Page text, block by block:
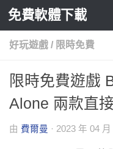
Skip to content
免費軟體下載
好玩遊戲 / 限時免費
限時免費遊戲
Alone 兩款直
由 費爾曼 · 2023 年 04 月